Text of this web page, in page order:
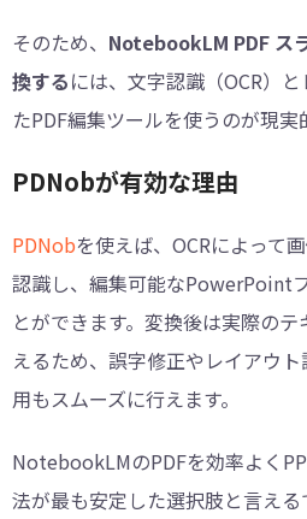
そのため、 NotebookLM PDF ス
換するには、文字認識（OCR）
たPDF編集ツールを使うのが現実
PDNobが有効な理由
PDNobを使えば、OCRによって
認識し、編集可能なPowerPoint
とができます。変換後は実際の
えるため、誤字修正やレイアウ
用もスムーズに行えます。
NotebookLMのPDFを効率よく
法が最も安定した選択肢と言える